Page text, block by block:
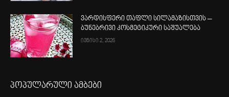
ვარდისფერი თაფლი სილამაზისთვის –
ბუნებრივი კოსმეტიკური საშუალება
ივნისი 2, 2026
პოპულარული ამბები